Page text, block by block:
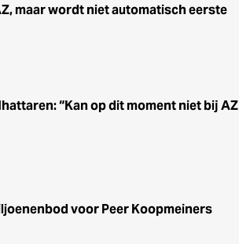
maar wordt niet automatisch eerste
“Kan op dit moment niet bij AZ
voor Peer Koopmeiners